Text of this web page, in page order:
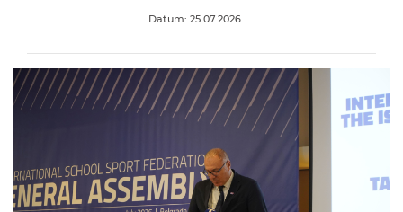
Datum: 25.07.2026